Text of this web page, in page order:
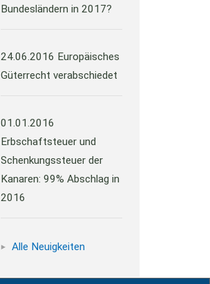
Bundesländern in 2017?
24.06.2016 Europäisches
Güterrecht verabschiedet
01.01.2016
Erbschaftsteuer und
Schenkungssteuer der
Kanaren: 99% Abschlag in
2016
Alle Neuigkeiten